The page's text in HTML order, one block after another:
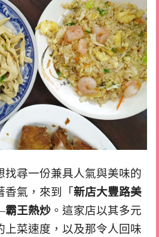
找尋一份兼具人氣與美味的
香氣，來到「新店大豐路美
霸王熱炒 。這家店以其多元
上菜速度，以及那令人回味